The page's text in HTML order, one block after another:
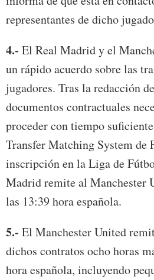
representantes de dicho
4.- El Real Madrid y el
un rápido acuerdo sobre las
jugadores. Tras la redacción
documentos contractuales
proceder con tiempo
Transfer Matching System de
inscripción en la Liga de
Madrid remite al Manchester
las 13:39 hora española.
5.- El Manchester United
dichos contratos ocho horas
hora española, incluyendo